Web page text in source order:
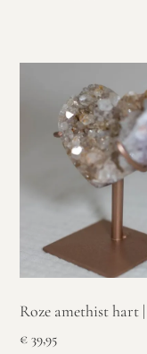
Roze amethist hart |
€ 39,95